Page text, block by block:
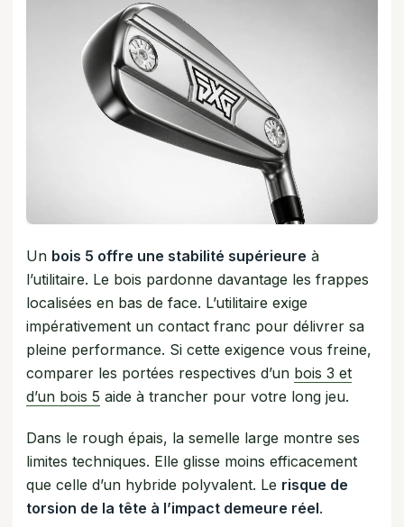
Un bois 5 offre une stabilité supérieure à
l’utilitaire. Le bois pardonne davantage les frappes
localisées en bas de face. L’utilitaire exige
impérativement un contact franc pour délivrer sa
pleine performance. Si cette exigence vous freine,
comparer les portées respectives d’un bois 3 et
d’un bois 5 aide à trancher pour votre long jeu.
Dans le rough épais, la semelle large montre ses
limites techniques. Elle glisse moins efficacement
que celle d’un hybride polyvalent. Le risque de
torsion de la tête à l’impact demeure réel.